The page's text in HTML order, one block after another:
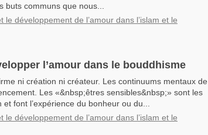
communs que nous...
développement de l’amour dans l’islam et le
l’amour dans le bouddhisme
ni création ni créateur. Les continuums mentaux de
Les «&nbsp;êtres sensibles&nbsp;» sont les
font l’expérience du bonheur ou du...
développement de l’amour dans l’islam et le